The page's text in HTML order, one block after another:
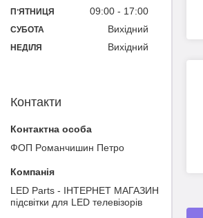
ПʼЯТНИЦЯ 09:00 17:00
СУБОТА Вихідний
НЕДІЛЯ Вихідний
Контакти
ФОП Poмaнчишин Пeтрo
LED Parts - ІНТЕРНЕТ МАГАЗИН
підсвітки для LED телевізорів